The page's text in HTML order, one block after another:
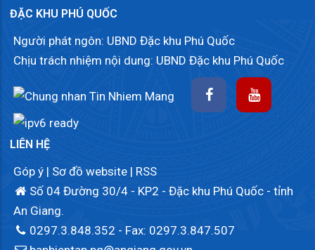
ĐẶC KHU PHÚ QUỐC
Người phát ngôn: UBND Đặc khu Phú Quốc
Chịu trách nhiệm nội dung: UBND Đặc khu Phú Quốc
LIÊN HỆ
Góp ý | Sơ đồ website | RSS
Số 04 Đường 30/4 - KP2 - Đặc khu Phú Quốc - tỉnh
An Giang.
0297.3.848.352 - Fax: 0297.3.847.507